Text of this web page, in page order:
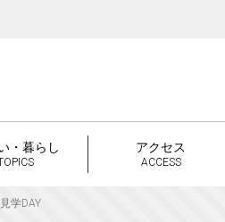
・暮らし アクセス
ACCESS
学DAY